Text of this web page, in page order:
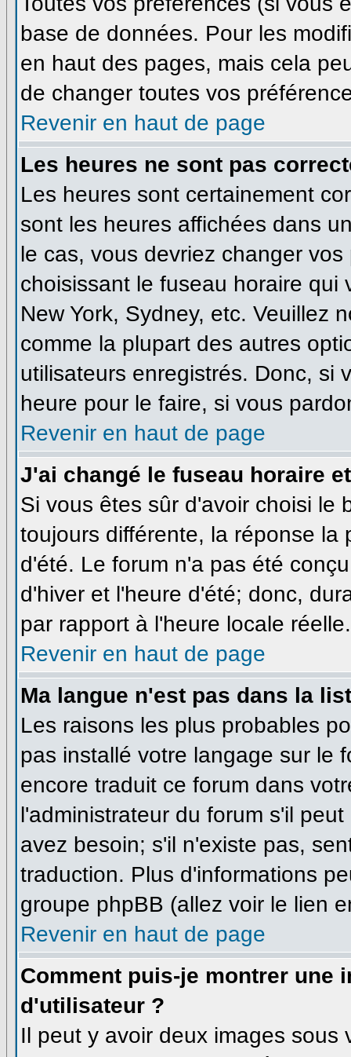
base de données. Pour les
en haut des pages, mais cela
de changer toutes vos
Revenir en haut de page
Les heures ne sont pas
Les heures sont certainement
sont les heures affichées dans
le cas, vous devriez changer
choisissant le fuseau horaire
New York, Sydney, etc. Veuillez
comme la plupart des autres
utilisateurs enregistrés. Donc, si
heure pour le faire, si vous
Revenir en haut de page
J'ai changé le fuseau horaire
Si vous êtes sûr d'avoir choisi le
toujours différente, la réponse la
d'été. Le forum n'a pas été
d'hiver et l'heure d'été; donc,
par rapport à l'heure locale réelle.
Revenir en haut de page
Ma langue n'est pas dans la
Les raisons les plus probables
pas installé votre langage sur le
encore traduit ce forum dans
l'administrateur du forum s'il
avez besoin; s'il n'existe pas,
traduction. Plus d'informations
groupe phpBB (allez voir le lien
Revenir en haut de page
Comment puis-je montrer une
d'utilisateur ?
Il peut y avoir deux images sous